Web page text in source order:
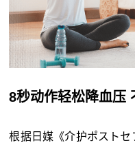
8秒动作轻松降血压
根据日媒《介护ポスト